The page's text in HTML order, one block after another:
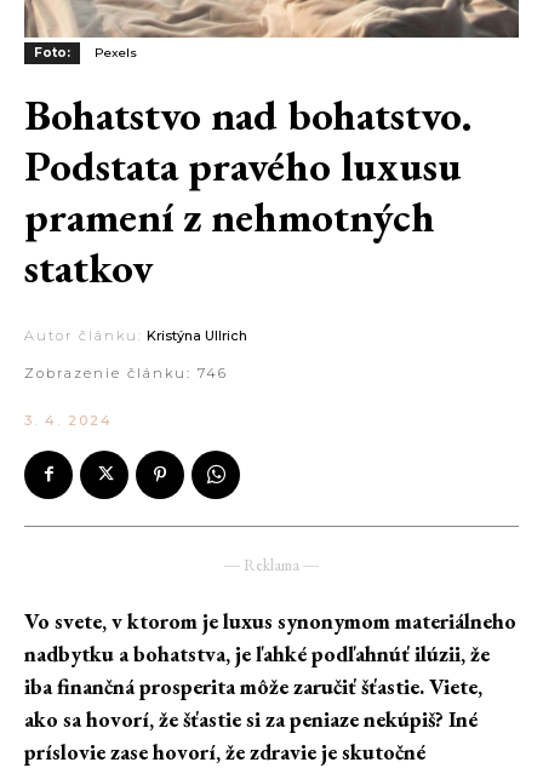
Foto: Pexels
Bohatstvo nad bohatstvo.
Podstata pravého luxusu
pramení z nehmotných
statkov
Autor článku: Kristýna Ullrich
Zobrazenie článku: 746
3. 4. 2024
― Reklama ―
Vo svete, v ktorom je luxus synonymommateriálneho
nadbytku a bohatstva, je ľahké podľahnúť ilúzii, že
iba finančná prosperita môže zaručiť šťastie. Viete,
ako sa hovorí, že šťastie si za peniaze nekúpiš? Iné
príslovie zase hovorí, že zdravie je skutočné